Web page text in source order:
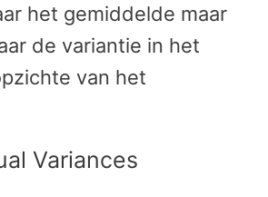
het gemiddelde maar
de variantie in het
van het
Variances